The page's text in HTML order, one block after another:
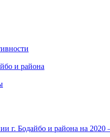
и района
г. Бодайбо и района на 2020